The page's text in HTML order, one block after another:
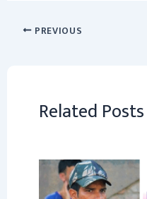
sAo
PREVIOUS
Related Posts